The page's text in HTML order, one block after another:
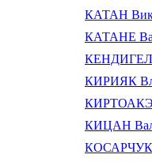
КАТАН
КАТАНЕ
КИРИЯК
КИРТОАКЭ
КИЦАН
КОСАРЧУК